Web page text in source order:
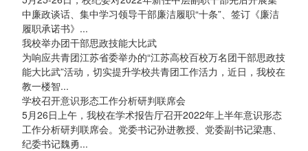
中廉政谈话、集中学习领导干部廉洁履职“十条”、签订《廉洁
履职承诺书》...
我校举办团干部思政技能大比武
为响应共青团江苏省委举办的“江苏高校百校万名团干部思政技
能大比武”活动，切实提升学校共青团工作活力，近日，我校在
教一楼智...
学校召开意识形态工作分析研判联席会
5月26日上午，我校在学术报告厅召开2022年上半年意识形态
工作分析研判联席会。党委书记孙进教授、党委副书记梁惠、
纪委书记魏勇...